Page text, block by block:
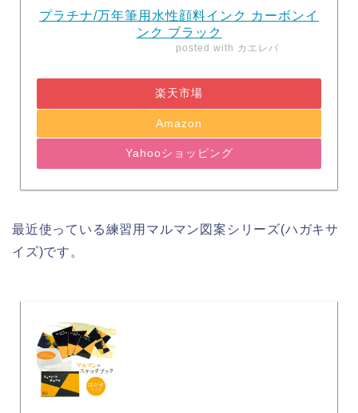
プラチナ/万年筆用水性顔料インク カーボンイ
ンク ブラック
posted with カエレバ
楽天市場
Amazon
Yahooショッピング
最近使っている練習用マルマン図案シリーズ(ハガキサ
イズ)です。